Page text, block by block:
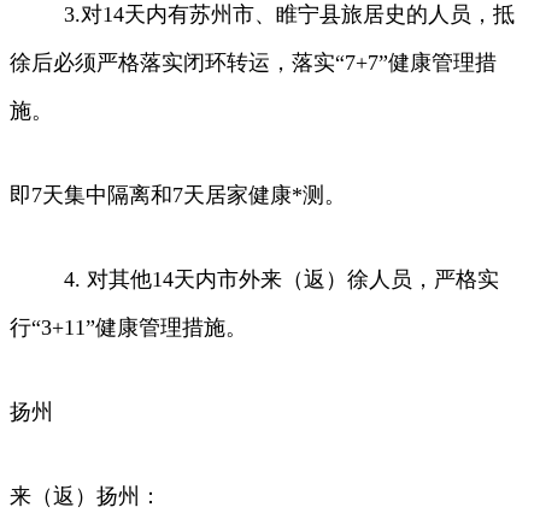
3.对14天内有苏州市、睢宁县旅居史的人员，抵
徐后必须严格落实闭环转运，落实“7+7”健康管理措
施。
即7天集中隔离和7天居家健康*测。
4. 对其他14天内市外来（返）徐人员，严格实
行“3+11”健康管理措施。
扬州
来（返）扬州：